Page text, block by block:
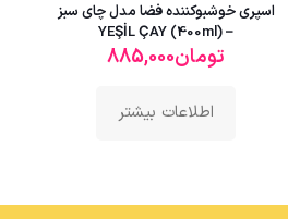
اسپری خوشبوکننده فضا مدل چای سبز
– YEŞİL ÇAY (400ml)
تومان885,000
اطلاعات بیشتر